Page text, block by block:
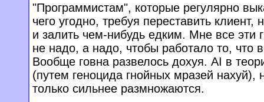
"Программистам", которые регулярно
чего угодно, требуя переставить клиент,
и залить чем-нибудь едким. Мне все эти
не надо, а надо, чтобы работало то, что
Вообще говна развелось дохуя. AI в
(путем геноцида гнойных мразей нахуй),
только сильнее размножаются.